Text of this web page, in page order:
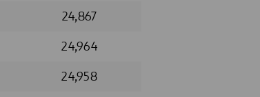
24,867
24,964
24,958